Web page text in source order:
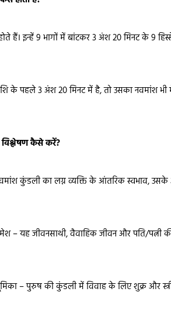
हैं। इन्हें 9 भागों में बांटकर 3 अंश 20 मिनट के 9
के पहले 3 अंश 20 मिनट में है, तो उसका नवमांश
कैसे करें?
कुंडली का लग्न व्यक्ति के आंतरिक स्वभाव,
– यह जीवनसाथी, वैवाहिक जीवन और पति/पत्नी
– पुरुष की कुंडली में विवाह के लिए शुक्र और